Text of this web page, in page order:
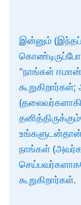
இன்னும் (இந்தப்
"நாங்கள் ஈமான்
உங்களுடன்தான்
நாங்கள்
கூறுகிறார்கள்.